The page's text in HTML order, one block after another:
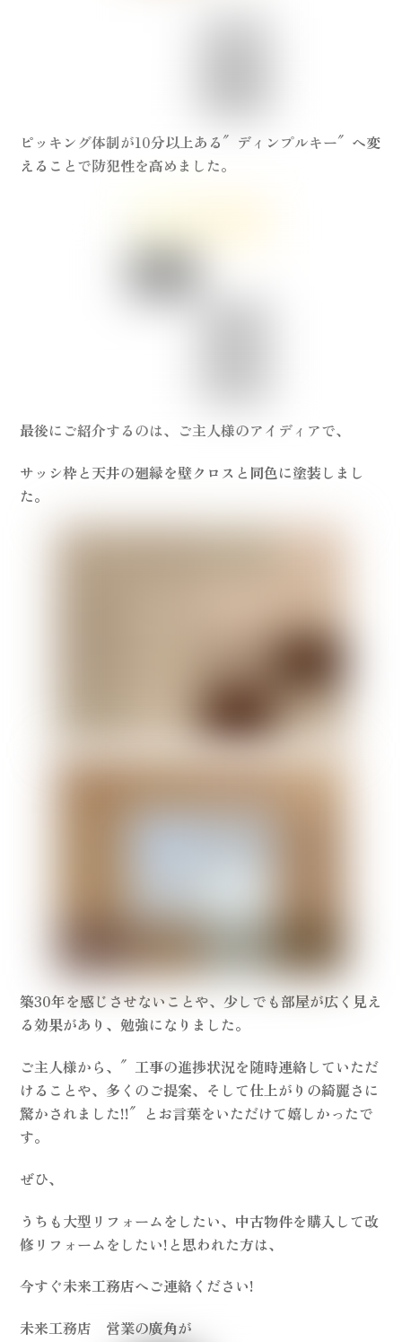
ピッキング体制が10分以上ある″ディンプルキー″へ変
えることで防犯性を高めました。
最後にご紹介するのは、ご主人様のアイディアで、
サッシ枠と天井の廻縁を壁クロスと同色に塗装しまし
た。
築30年を感じさせないことや、少しでも部屋が広く見え
る効果があり、勉強になりました。
ご主人様から、 ″工事の進捗状況を随時連絡していただ
けることや、多くのご提案、そして仕上がりの綺麗さに
驚かされました!!″ とお言葉をいただけて嬉しかったで
す。
ぜひ、
うちも大型リフォームをしたい、中古物件を購入して改
修リフォームをしたい!と思われた方は、
今すぐ未来工務店へご連絡ください!
未来工務店 営業の廣角が